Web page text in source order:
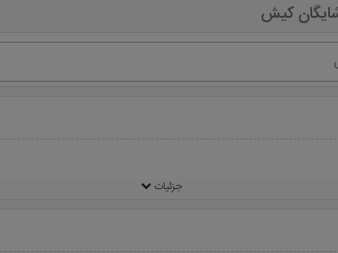
کیش
جزئیات